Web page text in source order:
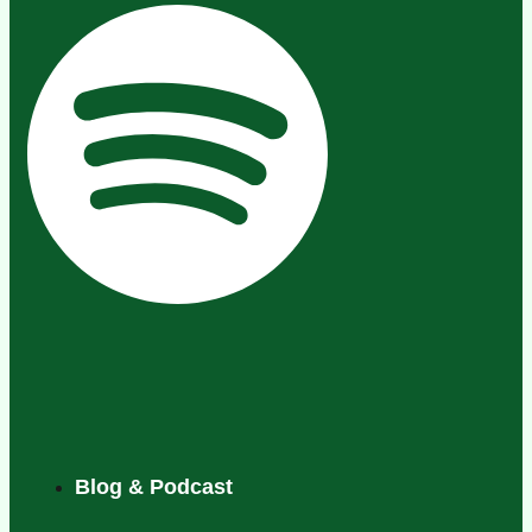
Blog & Podcast